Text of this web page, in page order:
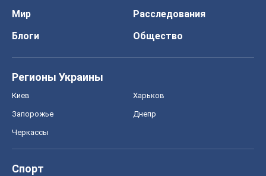
Мир
Расследования
Блоги
Общество
Регионы Украины
Киев Харьков
Запорожье Днепр
Черкассы
Спорт